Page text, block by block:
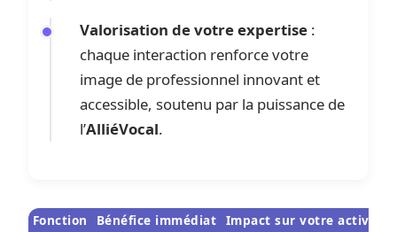
Valorisation de votre expertise :
chaque interaction renforce votre
image de professionnel innovant et
accessible, soutenu par la puissance de
l’AlliéVocal.
Fonction Bénéfice immédiat Impact sur votre activité